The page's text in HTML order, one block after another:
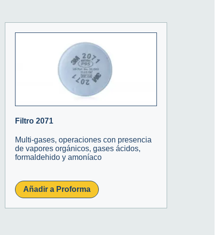
Filtro 2071
Multi-gases, operaciones con presencia
de vapores orgánicos, gases ácidos,
formaldehido y amoníaco
Añadir a Proforma